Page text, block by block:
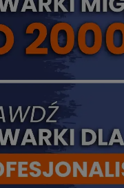
SPRAWDŹ
SPRAWDŹ